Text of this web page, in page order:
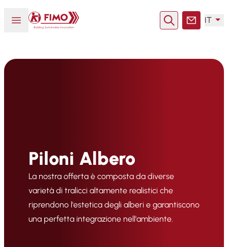
Aprire o chiudere il menu
Torna alla pagina iniziale
RicercaContatto
IT
Piloni Albero
La nostra offerta è composta da diverse
varietà di tralicci altamente realistici che
riprendono l'estetica degli alberi e garantiscono
una perfetta integrazione nell'ambiente.